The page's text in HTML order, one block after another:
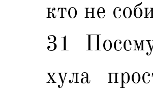
кто не
31
хула